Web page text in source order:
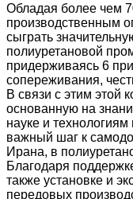
Обладая более чем
производственным
сыграть
полиуретановой
придерживаясь 6
сопереживания,
В связи с этим этой
основанную на
науке и технологиям
важный шаг к
Ирана, в
Благодаря
также установке и
передовых